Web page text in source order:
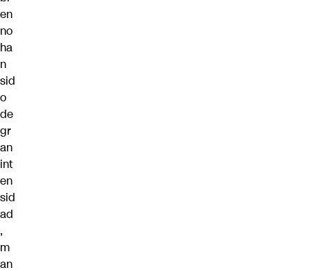
en
no
ha
n
sid
o
de
gr
an
int
en
sid
ad
,
m
an